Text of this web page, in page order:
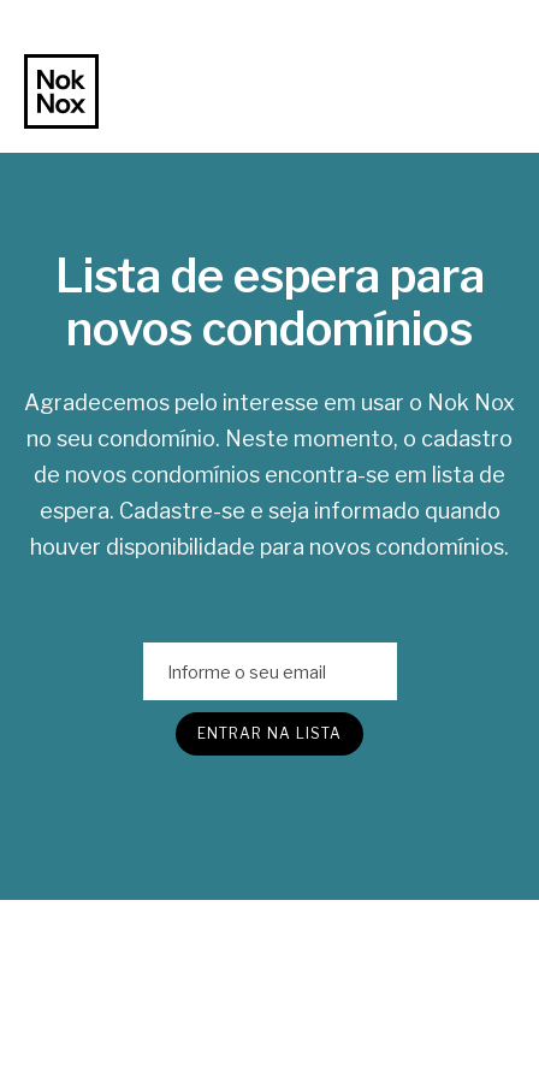
Lista de espera para
novos condomínios
Agradecemos pelo interesse em usar o Nok Nox
no seu condomínio. Neste momento, o cadastro
de novos condomínios encontra-se em lista de
espera. Cadastre-se e seja informado quando
houver disponibilidade para novos condomínios.